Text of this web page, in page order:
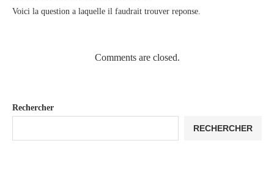
Voici la question a laquelle il faudrait trouver reponse.
Comments are closed.
Rechercher
RECHERCHER